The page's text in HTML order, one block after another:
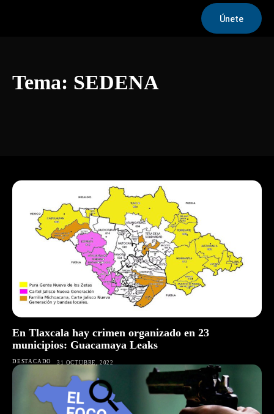
Únete
Tema: SEDENA
En Tlaxcala hay crimen organizado en 23
municipios: Guacamaya Leaks
DESTACADO 31 OCTUBRE, 2022